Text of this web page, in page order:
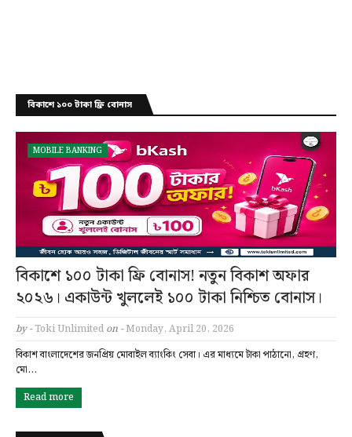
বিকাশে ১০০ টাকা ফ্রি বোনাস
MOBILE BANKING
বিকাশে ১০০ টাকা ফ্রি বোনাস! নতুন বিকাশ অফার
২০২৬। একাউন্ট খুললেই ১০০ টাকা নিশ্চিত বোনাস।
by - Toki Unlimited on -Monday, April 20, 2026
বিকাশ বাংলাদেশের জনপ্রিয় মোবাইল ব্যাংকিং সেবা। এর মাধ্যমে টাকা পাঠানো, গ্রহণ,
মো…
Read more